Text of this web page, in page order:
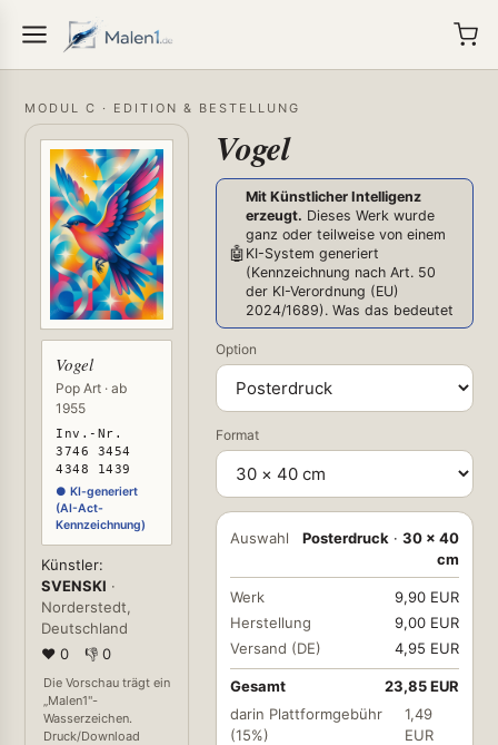
MODUL C · EDITION & BESTELLUNG
Vogel
Pop Art · ab
1955
Inv.-Nr.
3746 3454
4348 1439
● KI-generiert
(AI-Act-
Kennzeichnung)
Künstler:
SVENSKI ·
Norderstedt,
Deutschland
❤ 0
👎 0
Die Vorschau trägt ein
„Malen1"-
Wasserzeichen.
Druck/Download
Vogel
🤖
Mit Künstlicher Intelligenz
erzeugt. Dieses Werk wurde
ganz oder teilweise von einem
KI-System generiert
(Kennzeichnung nach Art. 50
der KI-Verordnung (EU)
2024/1689). Was das bedeutet
Option
Format
Auswahl Posterdruck · 30 × 40
cm
Werk
9,90 EUR
Herstellung
9,00 EUR
Versand (DE)
4,95 EUR
Gesamt
23,85 EUR
darin Plattformgebühr
(15%)
1,49
EUR